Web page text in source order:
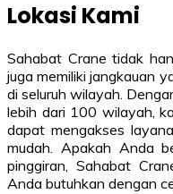
Lokasi Kami
Sahabat Crane tidak
juga memiliki jangkauan
di seluruh wilayah.
lebih dari 100 wilayah,
dapat mengakses
mudah. Apakah Anda
pinggiran, Sahabat
Anda butuhkan dengan